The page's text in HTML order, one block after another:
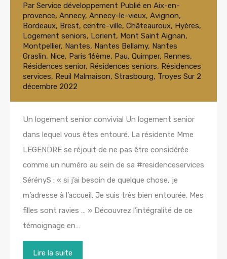
Par Service développement Publié en Aix-en-
provence, Annecy, Annecy-le-vieux, Avignon,
Bordeaux, Brest, centre-ville, Châteauroux, Hyères,
Logement seniors, Lorient, Mont Saint Aignan,
Montpellier, Nantes, Nantes Bellamy, Nantes
Graslin, Nice, Paris 16ème, Pau, Quimper, Rennes,
Résidences senior, Résidences seniors, Résidences
services, Reuil Malmaison, Strasbourg, Troyes Sur 2
décembre 2022
Un logement senior convivial Un logement senior
dans lequel vous êtes entouré. La résidente Mme
LEGENDRE se réjouit de ne pas être considérée
comme un numéro au sein de sa #residenceservices
SérényS : « si j’ai besoin de quelque chose, je
m’adresse à l’accueil. Je suis très bien entourée. Mes
filles sont ravies … » Découvrez l’intégralité de ce
témoignage en…
Lire la suite